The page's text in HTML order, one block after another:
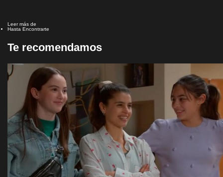
Leer más de
Hasta Encontrarte
Te recomendamos